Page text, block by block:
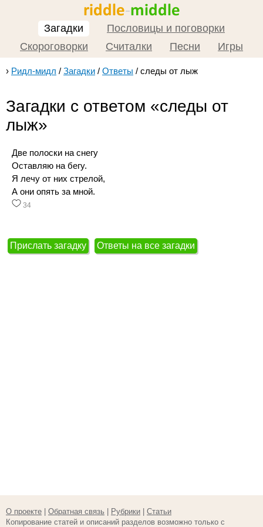
Загадки
Пословицы и поговорки
Скороговорки
Считалки Песни Игры
› Ридл-мидл / Загадки / Ответы / следы от лыж
Загадки с ответом «следы от
лыж»
Две полоски на снегу
Оставляю на бегу.
Я лечу от них стрелой,
А они опять за мной.
34
Прислать загадку Ответы на все загадки
О проекте Обратная связь Рубрики
Статьи
Копирование статей и описаний разделов возможно только с